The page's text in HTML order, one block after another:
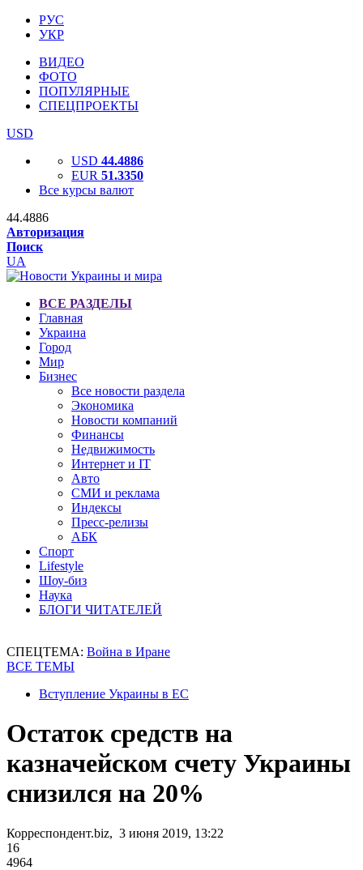
РУС
УКР
ВИДЕО
ФОТО
ПОПУЛЯРНЫЕ
СПЕЦПРОЕКТЫ
USD
USD 44.4886
EUR 51.3350
Все курсы валют
44.4886
Авторизация
Поиск
UA
ВСЕ РАЗДЕЛЫ
Главная
Украина
Город
Мир
Бизнес
Все новости раздела
Экономика
Новости компаний
Финансы
Недвижимость
Интернет и IT
Авто
СМИ и реклама
Индексы
Пресс-релизы
АБК
Спорт
Lifestyle
Шоу-биз
Наука
БЛОГИ ЧИТАТЕЛЕЙ
СПЕЦТЕМА: Война в Иране
ВСЕ ТЕМЫ
Вступление Украины в ЕС
Остаток средств на
казначейском счету Украины
снизился на 20%
Корреспондент.biz, 3 июня 2019, 13:22
16
4964